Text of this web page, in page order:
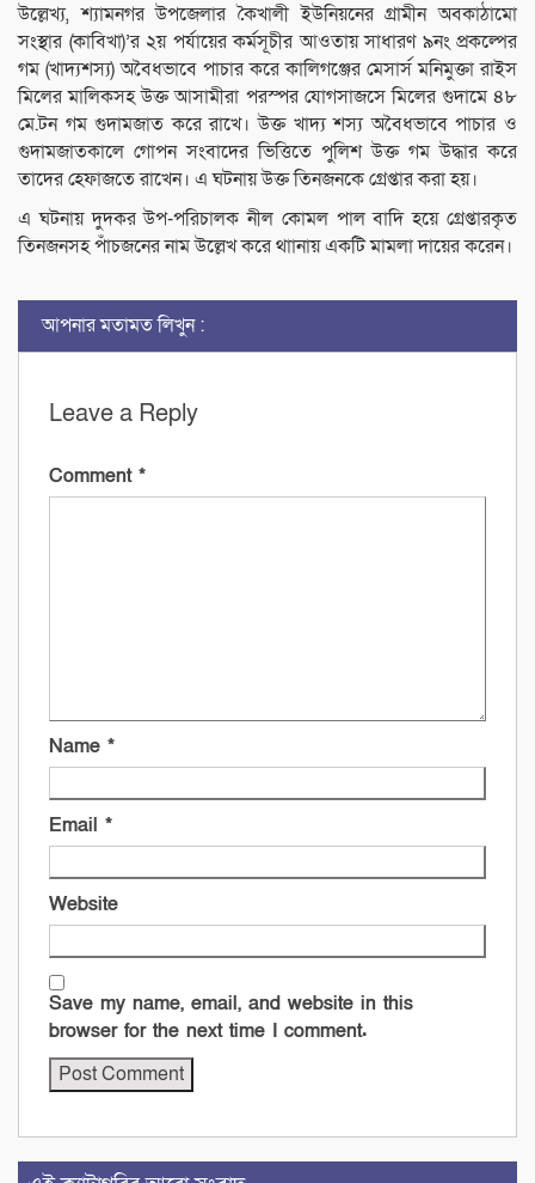
উল্লেখ্য, শ্যামনগর উপজেলার কৈখালী ইউনিয়নের গ্রামীন অবকাঠামো
সংস্থার (কাবিখা)’র ২য় পর্যায়ের কর্মসূচীর আওতায় সাধারণ ৯নং প্রকল্পের
গম (খাদ্যশস্য) অবৈধভাবে পাচার করে কালিগঞ্জের মেসার্স মনিমুক্তা রাইস
মিলের মালিকসহ উক্ত আসামীরা পরস্পর যোগসাজসে মিলের গুদামে ৪৮
মে.টন গম গুদামজাত করে রাখে। উক্ত খাদ্য শস্য অবৈধভাবে পাচার ও
গুদামজাতকালে গোপন সংবাদের ভিত্তিতে পুলিশ উক্ত গম উদ্ধার করে
তাদের হেফাজতে রাখেন। এ ঘটনায় উক্ত তিনজনকে গ্রেপ্তার করা হয়।
এ ঘটনায় দুদকর উপ-পরিচালক নীল কোমল পাল বাদি হয়ে গ্রেপ্তারকৃত
তিনজনসহ পাঁচজনের নাম উল্লেখ করে থাানায় একটি মামলা দায়ের করেন।
আপনার মতামত লিখুন :
Leave a Reply
Comment *
Name *
Email *
Website
Save my name, email, and website in this
browser for the next time I comment.